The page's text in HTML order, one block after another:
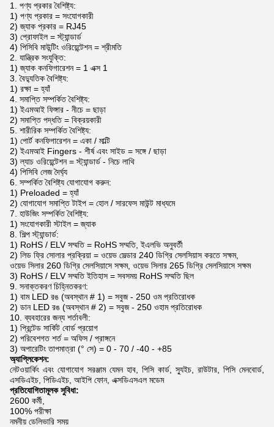
1. পণ্য প্রকার বৈশিষ্ট্য:
1) পণ্য প্রকার = সংযোগকারী
2) জ্যাক প্রকার = RJ45
3) প্রোফাইল = স্ট্যান্ডার্ড
4) পিসিবি মাউন্টিং ওরিয়েন্টেশন = শ্রীমতি
2. যান্ত্রিক সংযুক্তি:
1) জ্যাক কনফিগারেশন = 1 এক্স 1
3. বৈদ্যুতিক বৈশিষ্ট্য:
1) রক্ষা = হ্যাঁ
4. সমাপ্তি সম্পর্কিত বৈশিষ্ট্য:
1) ইএমআই ফিঙ্গার - নীচে = ছাড়া
2) সমাপ্তি পদ্ধতি = বিক্রয়কারী
5. শারীরিক সম্পর্কিত বৈশিষ্ট্য:
1) পোর্ট কনফিগারেশন = একা / মাল্টি
2) ইএমআই Fingers - শীর্ষ এবং সাইড = সঙ্গে / ছাড়া
3) ল্যাচ ওরিয়েন্টেশন = স্ট্যান্ডার্ড - নিচে লাথি
4) পিসিবি লেজ দৈর্ঘ্য
6. সম্পর্কিত বৈশিষ্ট্য যোগাযোগ করুন:
1) Preloaded = হ্যাঁ
2) যোগাযোগ সমাপ্তি টাইপ = হোল / সারফেস মাউন্ট মাধ্যমে
7. হাউজিং সম্পর্কিত বৈশিষ্ট্য:
1) সংযোগকারী স্টাইল = জ্যাক
8. শিল্প স্ট্যান্ডার্ড:
1) RoHS / ELV সম্মতি = RoHS সম্মতি, ইএলভি অনুবর্তী
2) লিড ফ্রি সোলার প্রক্রিয়া = ওয়েভ সেল্ডার 240 ডিগ্রি সেলসিয়াস করতে সক্ষম,
ওয়েভ সিলার 260 ডিগ্রি সেলসিয়াসে সক্ষম, ওয়েভ সিলার 265 ডিগ্রি সেলসিয়াসে সক্ষম
3) RoHS / ELV সম্মতি ইতিহাস = সবসময় RoHS সম্মতি ছিল
9. সনাক্তকরণ চিহ্নিতকরণ:
1) বাম LED রঙ (অবস্থান # 1) = সবুজ - 250 ওম প্রতিরোধক
2) ডান LED রঙ (অবস্থান # 2) = সবুজ - 250 ওহাম প্রতিরোধক
10. ব্যবহারের জন্য শর্তাবলী:
1) প্রিন্টেড সার্কিট বোর্ড প্রয়োগ
2) পরিবেশগত শর্ত = অফিস / প্রাঙ্গনে
3) অপারেটিং তাপমাত্রা (° সে) = 0 - 70 / -40 - +85
অ্যাপ্লিকেশন:
নেটওয়ার্কিং এবং যোগাযোগ সরঞ্জাম যেমন হাব, পিসি কার্ড, স্যুইচ, রাউটার, পিসি মেনবোর্ড,
এসডিএইচ, পিডিএইচ, আইপি ফোন, এক্সডিএসএল মডেম
প্রতিযোগিতামূলক সুবিধা:
2600 কর্মী,
100% পরীক্ষা
নমনীয় ডেলিভারি সময়